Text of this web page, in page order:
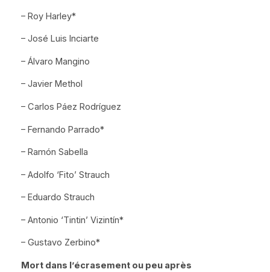
– Roy Harley*
– José Luis Inciarte
– Álvaro Mangino
– Javier Methol
– Carlos Páez Rodríguez
– Fernando Parrado*
– Ramón Sabella
– Adolfo ‘Fito’ Strauch
– Eduardo Strauch
– Antonio ‘Tintin’ Vizintín*
– Gustavo Zerbino*
Mort dans l’écrasement ou peu après